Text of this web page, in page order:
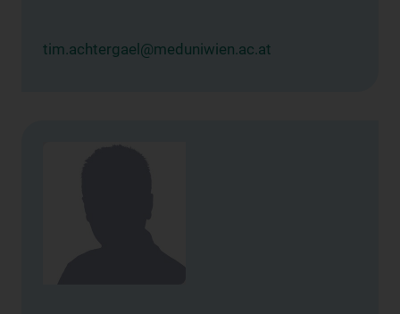
tim.achtergael@meduniwien.ac.at